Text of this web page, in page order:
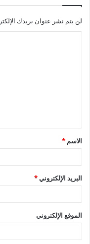
لن يتم نشر عنوان بريدك
ق
*
الاسم *
البريد الإلكتروني*
الموقع الإلكتروني